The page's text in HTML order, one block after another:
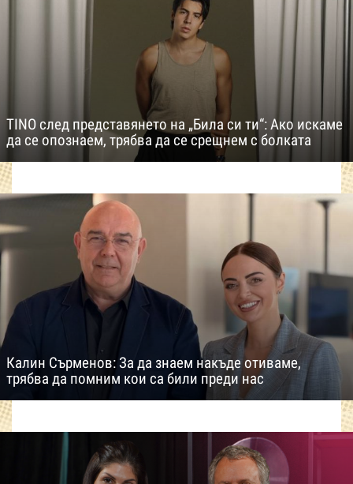
TINO след представянето на „Била си ти“: Ако искаме
да се опознаем, трябва да се срещнем с болката
Калин Сърменов: За да знаем накъде отиваме,
трябва да помним кои са били преди нас